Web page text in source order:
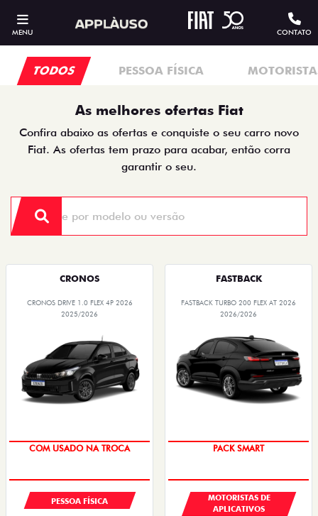
MENU CONTATO
TODOS PESSOA FÍSICA
As melhores ofertas Fiat
Confira abaixo as ofertas e conquiste o seu carro novo
Fiat. As ofertas tem prazo para acabar, então corra
garantir o seu.
CRONOS
CRONOS DRIVE 1.0 FLEX 4P 2026
2025/2026
COM USADO NA TROCA
PESSOA FÍSICA
FASTBACK
FASTBACK TURBO 200 FLEX AT 2026
2026/2026
PACK SMART
MOTORISTAS DE
APLICATIVOS